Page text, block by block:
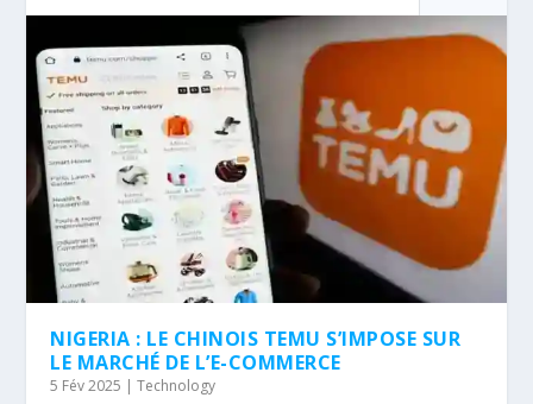
NIGERIA : LE CHINOIS TEMU S’IMPOSE SUR
LE MARCHÉ DE L’E-COMMERCE
5 Fév 2025 |Technology